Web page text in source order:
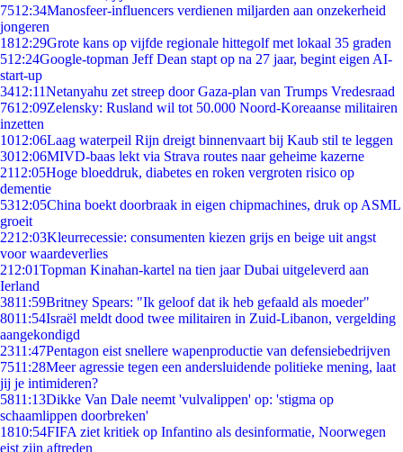
7512:34Manosfeer-influencers verdienen miljarden aan onzekerheid
jongeren
1812:29Grote kans op vijfde regionale hittegolf met lokaal 35 graden
512:24Google-topman Jeff Dean stapt op na 27 jaar, begint eigen AI-
start-up
3412:11Netanyahu zet streep door Gaza-plan van Trumps Vredesraad
7612:09Zelensky: Rusland wil tot 50.000 Noord-Koreaanse militairen
inzetten
1012:06Laag waterpeil Rijn dreigt binnenvaart bij Kaub stil te leggen
3012:06MIVD-baas lekt via Strava routes naar geheime kazerne
2112:05Hoge bloeddruk, diabetes en roken vergroten risico op
dementie
5312:05China boekt doorbraak in eigen chipmachines, druk op ASML
groeit
2212:03Kleurrecessie: consumenten kiezen grijs en beige uit angst
voor waardeverlies
212:01Topman Kinahan-kartel na tien jaar Dubai uitgeleverd aan
Ierland
3811:59Britney Spears: "Ik geloof dat ik heb gefaald als moeder"
8011:54Israël meldt dood twee militairen in Zuid-Libanon, vergelding
aangekondigd
2311:47Pentagon eist snellere wapenproductie van defensiebedrijven
7511:28Meer agressie tegen een andersluidende politieke mening, laat
jij je intimideren?
5811:13Dikke Van Dale neemt 'vulvalippen' op: 'stigma op
schaamlippen doorbreken'
1810:54FIFA ziet kritiek op Infantino als desinformatie, Noorwegen
eist zijn aftreden